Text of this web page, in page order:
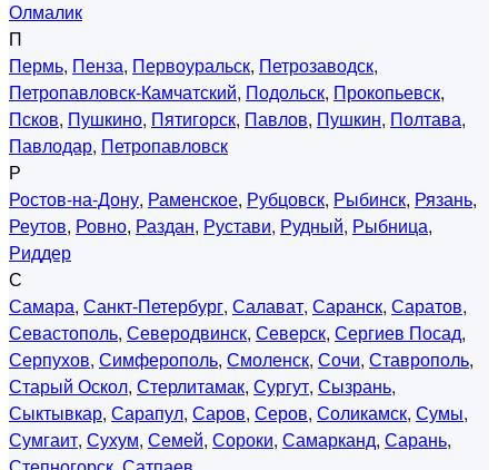
Олмалик
П
Пермь, Пенза, Первоуральск, Петрозаводск,
Петропавловск-Камчатский, Подольск, Прокопьевск,
Псков, Пушкино, Пятигорск, Павлов, Пушкин, Полтава,
Павлодар, Петропавловск
Р
Ростов-на-Дону, Раменское, Рубцовск, Рыбинск, Рязань,
Реутов, Ровно, Раздан, Рустави, Рудный, Рыбница,
Риддер
С
Самара, Санкт-Петербург, Салават, Саранск, Саратов,
Севастополь, Северодвинск, Северск, Сергиев Посад,
Серпухов, Симферополь, Смоленск, Сочи, Ставрополь,
Старый Оскол, Стерлитамак, Сургут, Сызрань,
Сыктывкар, Сарапул, Саров, Серов, Соликамск, Сумы,
Сумгаит, Сухум, Семей, Сороки, Самарканд, Сарань,